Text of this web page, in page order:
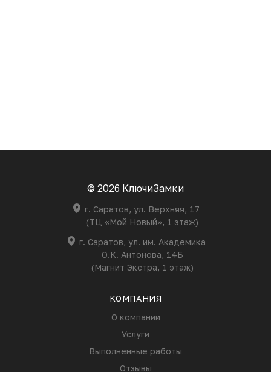
© 2026 КлючиЗамки
г. Саратов, ул. Верхняя, 17
(ТЦ «Мой Новый», 1 этаж)
г. Саратов, ул. им. Академика
О.К. Антонова, 14Б
(Магнит Экстра, 1 этаж)
КОМПАНИЯ
О компании
Услуги
Выполненные работы
Отзывы